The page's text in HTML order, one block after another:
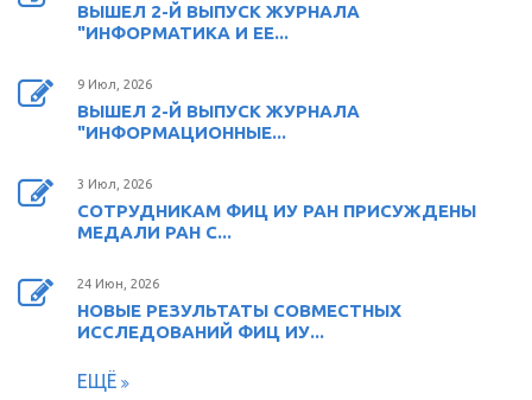
ВЫШЕЛ 2-Й ВЫПУСК ЖУРНАЛА
"ИНФОРМАТИКА И ЕЕ...
9 Июл, 2026
ВЫШЕЛ 2-Й ВЫПУСК ЖУРНАЛА
"ИНФОРМАЦИОННЫЕ...
3 Июл, 2026
СОТРУДНИКАМ ФИЦ ИУ РАН ПРИСУЖДЕНЫ
МЕДАЛИ РАН С...
24 Июн, 2026
НОВЫЕ РЕЗУЛЬТАТЫ СОВМЕСТНЫХ
ИССЛЕДОВАНИЙ ФИЦ ИУ...
ЕЩЁ